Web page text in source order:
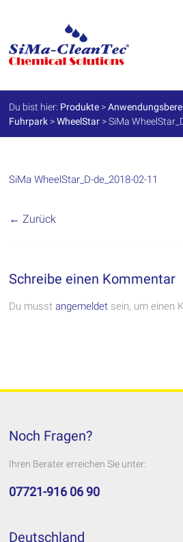
SiMa-
Cleantec
GmbH
Spezialprodukte
für
Werterhalt
Du bist hier: Produkte >
Fuhrpark >WheelStar >SiMa
SiMa WheelStar_D-de_2018-02-11
← Zurück
Schreibe einen Kommentar
Du musstangemeldet sein, um einen
Noch Fragen?
Ihren Berater erreichen Sie unter:
07721-916 06 90
Deutschland